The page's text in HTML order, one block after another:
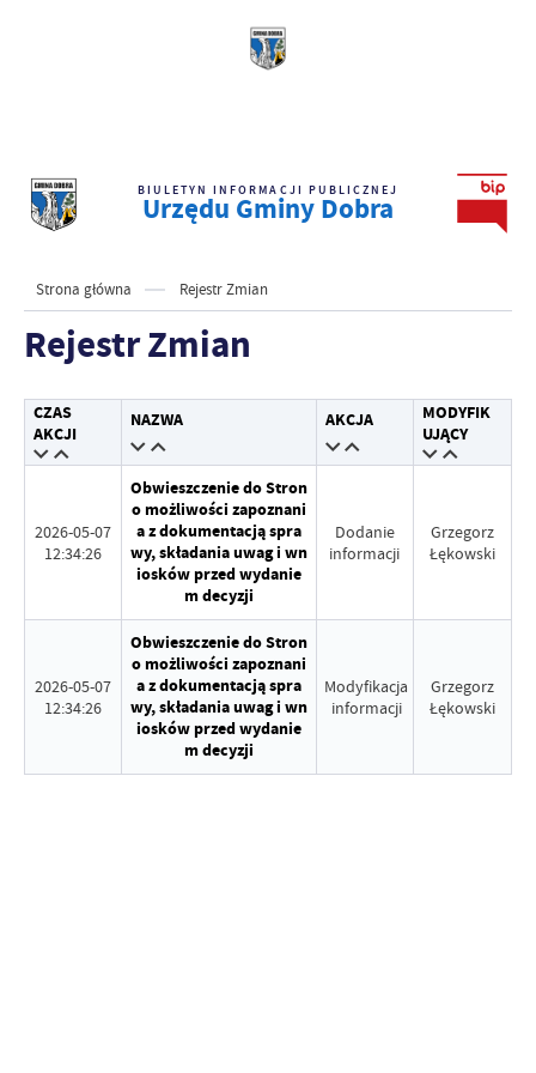
BIULETYN INFORMACJI PUBLICZNEJ
Urzędu Gminy Dobra
Strona główna Rejestr Zmian
Rejestr Zmian
CZAS
AKCJI
NAZWA AKCJA
MODYFIK
UJĄCY
2026-05-07
12:34:26
Obwieszczenie do Stron
o możliwości zapoznani
a z dokumentacją spra
wy, składania uwag i wn
iosków przed wydanie
m decyzji
Dodanie
informacji
Grzegorz
Łękowski
2026-05-07
12:34:26
Obwieszczenie do Stron
o możliwości zapoznani
a z dokumentacją spra
wy, składania uwag i wn
iosków przed wydanie
m decyzji
Modyfikacja
informacji
Grzegorz
Łękowski